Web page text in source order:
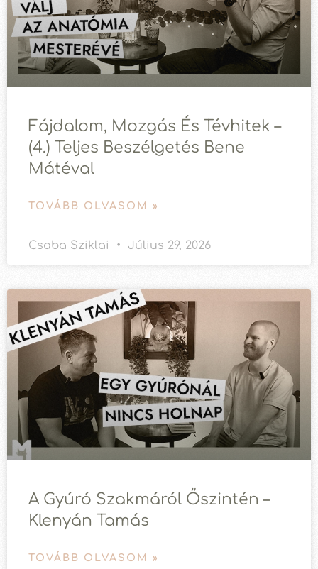
Fájdalom, Mozgás És Tévhitek –
(4.) Teljes Beszélgetés Bene
Mátéval
TOVÁBB OLVASOM »
Csaba Sziklai Július 29, 2026
A Gyúró Szakmáról Őszintén –
Klenyán Tamás
TOVÁBB OLVASOM »